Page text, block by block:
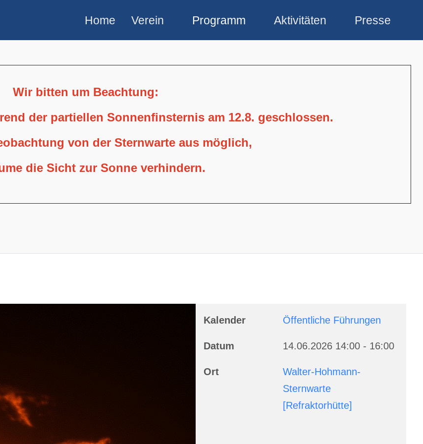
Home Verein Programm Aktivitäten Presse
Wir bitten um Beachtung:
der partiellen Sonnenfinsternis am 12.8. geschlossen.
von der Sternwarte aus möglich,
die Sicht zur Sonne verhindern.
Kalender Öffentliche Führungen
Datum 14.06.2026 14:00 - 16:00
Ort
Walter-Hohmann-
Sternwarte
[Refraktorhütte]